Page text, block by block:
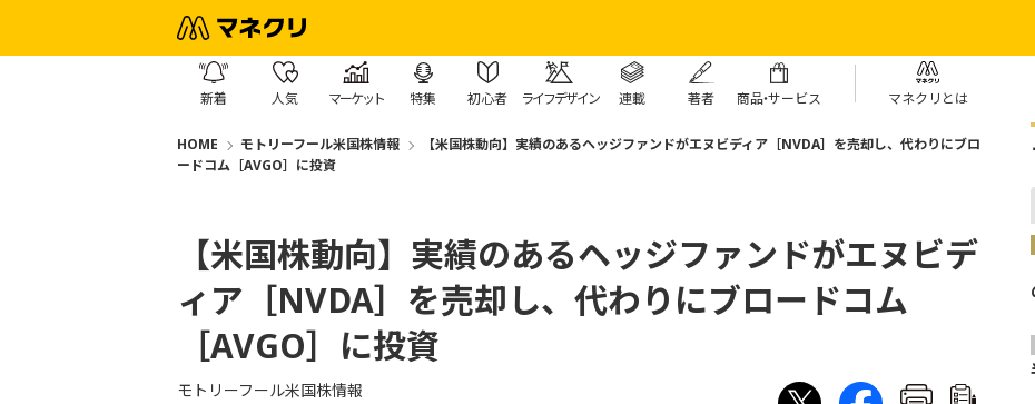
新着 人気 マーケット 特集 初心者 ライフデザイン 連載 著者 商品・サービス マネクリとは
HOME モトリーフール米国株情報
【米国株動向】実績のあるヘッジファンドがエヌビディア［NVDA］を売却し、代わりにブロ
ードコム［AVGO］に投資
【米国株動向】実績のあるヘッジファンドがエヌビデ
ィア［NVDA］を売却し、代わりにブロードコム
［AVGO］に投資
モトリーフール米国株情報